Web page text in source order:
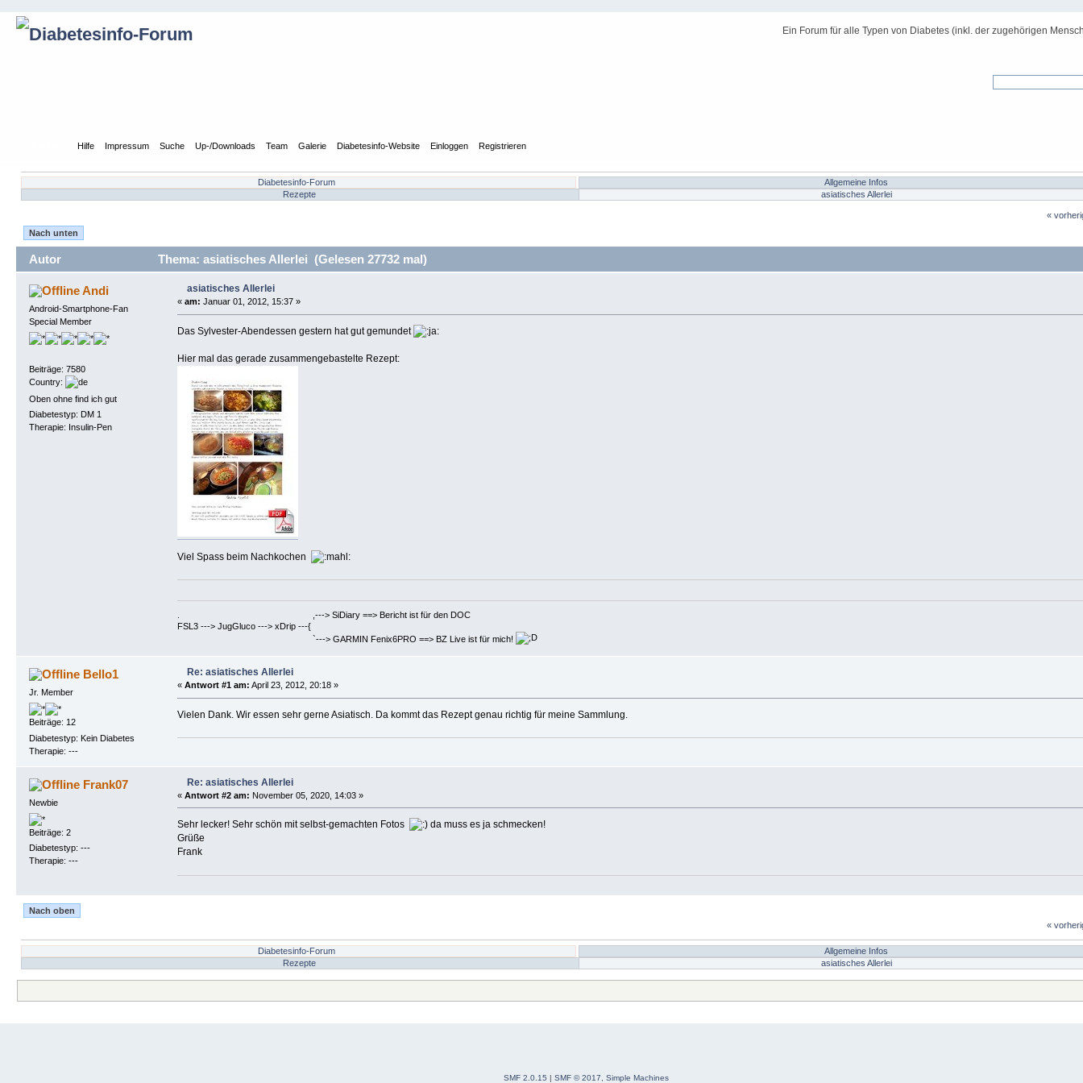
Ein Forum für alle Typen von Diabetes (inkl. der zugehörigen
Hilfe Impressum Suche Up-/Downloads Team Galerie Diabetesinfo-Website Einloggen Registrieren
Diabetesinfo-Forum
Allgemeine Infos
Rezepte
asiatisches Allerlei
«
Nach unten
Autor Thema: asiatisches Allerlei (Gelesen 27732 mal)
Andi
Android-Smartphone-Fan
Special Member
Beiträge: 7580
Country:
Oben ohne find ich gut
Diabetestyp: DM 1
Therapie: Insulin-Pen
asiatisches Allerlei
« am: Januar 01, 2012, 15:37 »
Das Sylvester-Abendessen gestern hat gut gemundet
Hier mal das gerade zusammengebastelte Rezept:
Viel Spass beim Nachkochen
. ,---> SiDiary ==> Bericht ist für den DOC
FSL3 ---> JugGluco ---> xDrip ---{
`---> GARMIN Fenix6PRO ==> BZ Live ist für mich!
Bello1
Jr. Member
Beiträge: 12
Diabetestyp: Kein Diabetes
Therapie: ---
Re: asiatisches Allerlei
« Antwort #1 am: April 23, 2012, 20:18 »
Vielen Dank. Wir essen sehr gerne Asiatisch. Da kommt das Rezept genau richtig für meine Sammlung.
Frank07
Newbie
Beiträge: 2
Diabetestyp: ---
Therapie: ---
Re: asiatisches Allerlei
« Antwort #2 am: November 05, 2020, 14:03 »
Sehr lecker! Sehr schön mit selbst-gemachten Fotos
da muss es ja schmecken!
Grüße
Frank
Nach oben
«
Diabetesinfo-Forum
Allgemeine Infos
Rezepte
asiatisches Allerlei
SMF 2.0.15 | SMF © 2017 Simple Machines